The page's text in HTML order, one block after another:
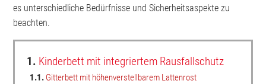
es unterschiedliche Bedürfnisse und Sicherheitsaspekte zu
beachten.
1. Kinderbett mit integriertem Rausfallschutz
1.1. Gitterbett mit höhenverstellbarem Lattenrost